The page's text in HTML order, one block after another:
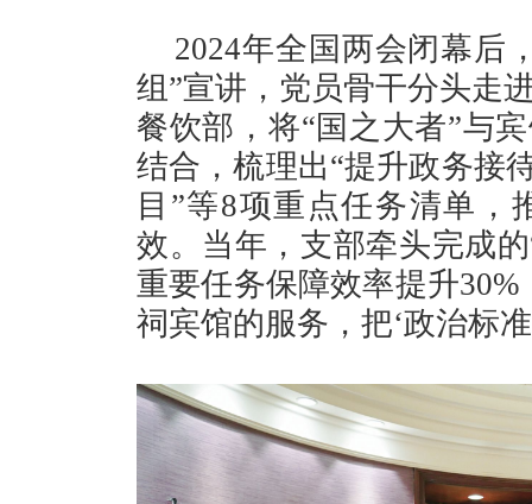
2024年全国两会闭幕后
组”宣讲，党员骨干分头走
餐饮部，将“国之大者”与
结合，梳理出“提升政务接
目”等8项重点任务清单，
效。当年，支部牵头完成
重要任务保障效率提升
祠宾馆的服务，把‘政治标